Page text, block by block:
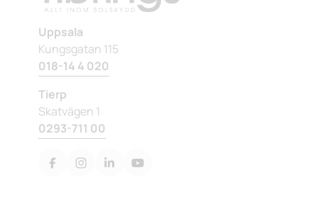
Uppsala
Kungsgatan 115
018-14 4 020
Tierp
Skatvägen 1
0293-711 00